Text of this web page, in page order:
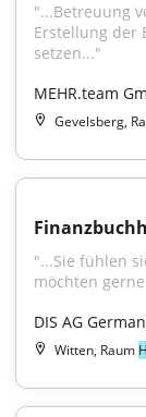
"...Betreuung
Erstellung der
setzen..."
MEHR.team
Gevelsberg,
"...Sie fühlen
möchten
DIS AG
Witten, Raum